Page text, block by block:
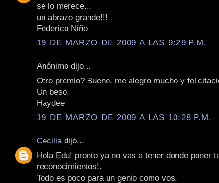
se lo merece...
un abrazo grande!!!
Federico Niño
19 DE MARZO DE 2009 A LAS 9:29 P.M.
Anónimo dijo...
Otro premio? Bueno, me alegro mucho y
Un beso.
Haydee
19 DE MARZO DE 2009 A LAS 10:28 P.M.
Ceciliadijo...
Hola Edu! pronto ya no vas a tener donde poner
reconocimientos!.
Todo es poco para un genio como vos.